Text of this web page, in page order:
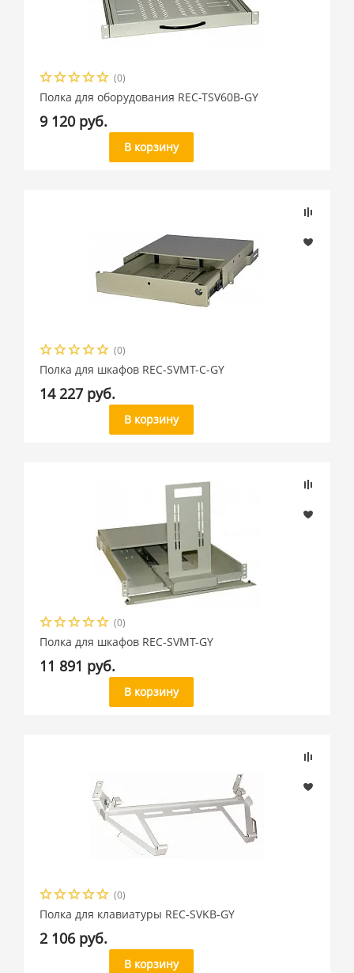
(0)
Полка для оборудования REC-TSV60B-GY
9 120 руб.
В корзину
(0)
Полка для шкафов REC-SVMT-C-GY
14 227 руб.
В корзину
(0)
Полка для шкафов REC-SVMT-GY
11 891 руб.
В корзину
(0)
Полка для клавиатуры REC-SVKB-GY
2 106 руб.
В корзину